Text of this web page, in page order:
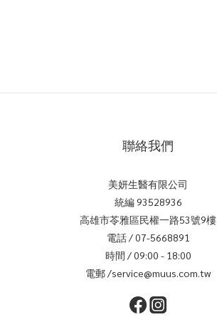
聯絡我們
美妍生醫有限公司
統編 93528936
高雄市苓雅區民權一路53號9樓
電話 / 07-5668891
時間 / 09:00 - 18:00
電郵 /service@muus.com.tw